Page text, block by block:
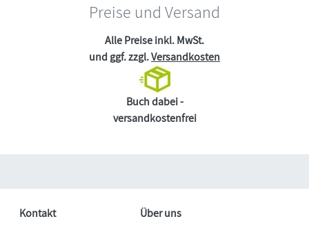
Preise und Versand
Alle Preise inkl. MwSt.
und ggf. zzgl.Versandkosten
Buch dabei -
versandkostenfrei
Kontakt
Über uns